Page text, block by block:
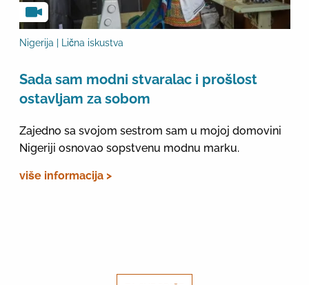
Nigerija | Lična iskustva
Sada sam modni stvaralac i prošlost
ostavljam za sobom
Zajedno sa svojom sestrom sam u mojoj domovini
Nigeriji osnovao sopstvenu modnu marku.
više informacija >